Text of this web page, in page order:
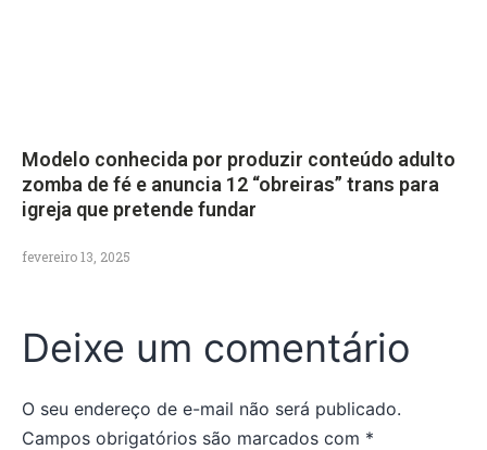
Modelo conhecida por produzir conteúdo adulto
zomba de fé e anuncia 12 “obreiras” trans para
igreja que pretende fundar
fevereiro 13, 2025
Deixe um comentário
O seu endereço de e-mail não será publicado.
Campos obrigatórios são marcados com *